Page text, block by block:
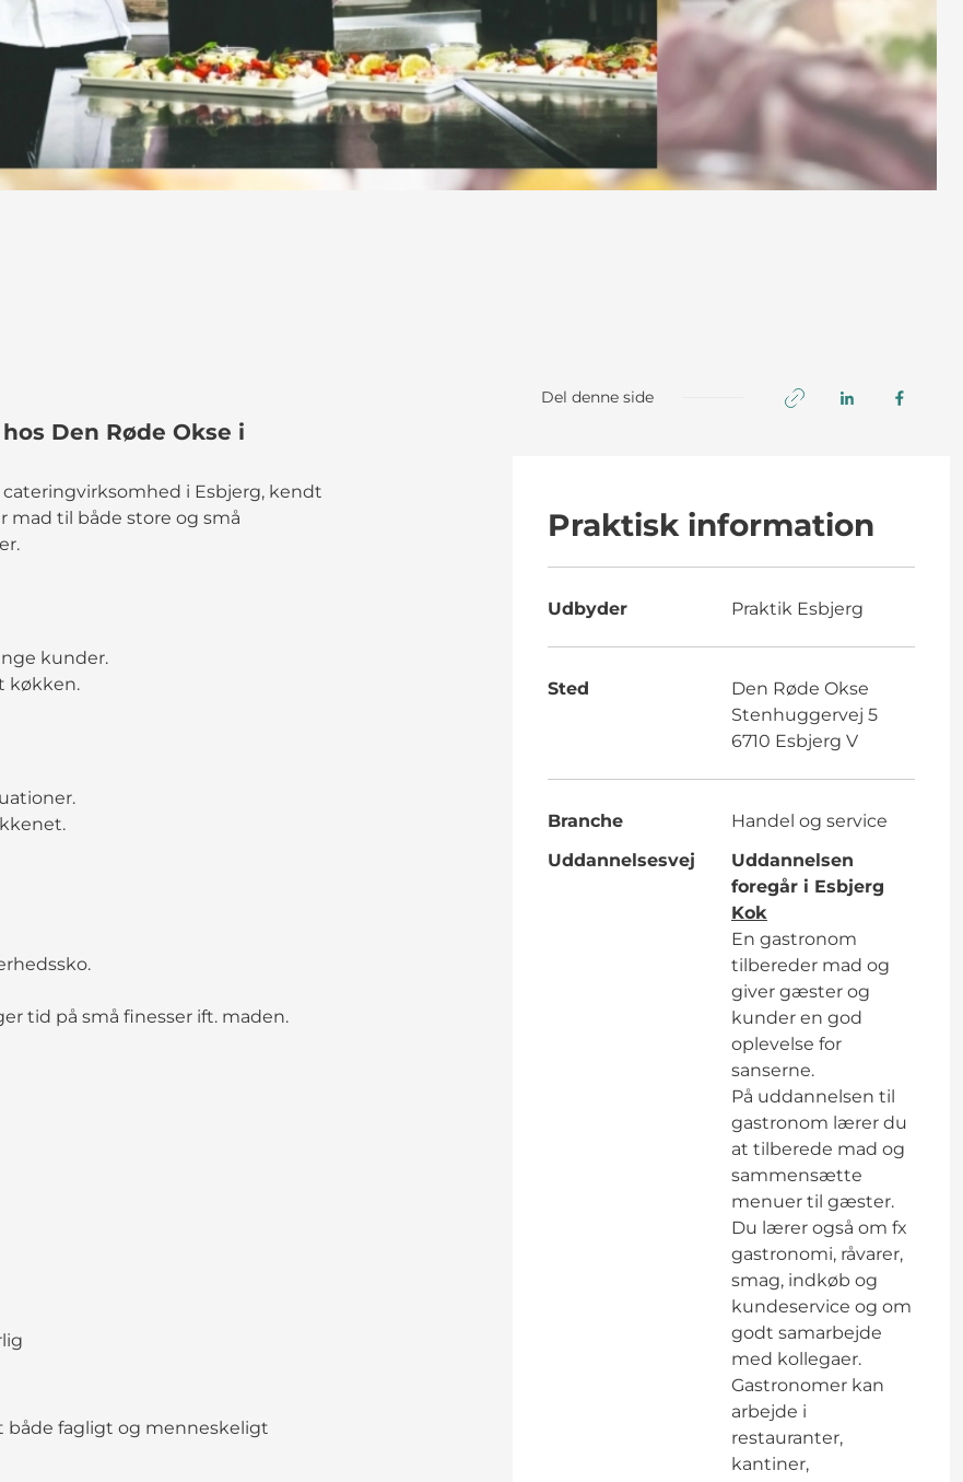
Den Røde Okse i
i Esbjerg, kendt
til både store og små
kunder.
køkken.
tid på små finesser ift. maden.
fagligt og menneskeligt
Del denne side
Praktisk information
Udbyder Praktik Esbjerg
Sted
Den Røde Okse
Stenhuggervej 5
6710 Esbjerg V
Branche
Handel og service
Uddannelsesvej
Uddannelsen
foregår i Esbjerg
Kok
En gastronom
tilbereder mad og
giver gæster og
kunder en god
oplevelse for
sanserne.
På uddannelsen til
gastronom lærer du
at tilberede mad og
sammensætte
menuer til gæster.
Du lærer også om fx
gastronomi, råvarer,
smag, indkøb og
kundeservice og om
godt samarbejde
med kollegaer.
Gastronomer kan
arbejde i
restauranter,
kantiner,